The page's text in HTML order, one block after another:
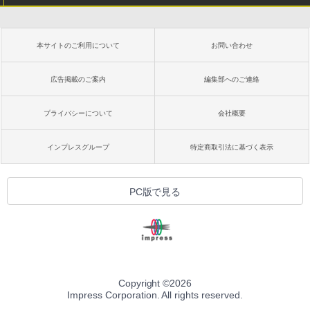
本サイトのご利用について お問い合わせ
広告掲載のご案内 編集部へのご連絡
プライバシーについて 会社概要
インプレスグループ 特定商取引法に基づく表示
PC版で見る
Copyright ©2026
Impress Corporation. All rights reserved.